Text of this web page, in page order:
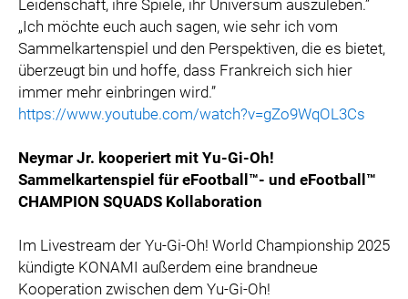
Leidenschaft, ihre Spiele, ihr Universum auszuleben.”
„Ich möchte euch auch sagen, wie sehr ich vom
Sammelkartenspiel und den Perspektiven, die es bietet,
überzeugt bin und hoffe, dass Frankreich sich hier
immer mehr einbringen wird.”
https://www.youtube.com/watch?v=gZo9WqOL3Cs
Neymar Jr. kooperiert mit Yu-Gi-Oh!
Sammelkartenspiel für eFootball™- und eFootball™
CHAMPION SQUADS Kollaboration
Im Livestream der Yu-Gi-Oh! World Championship 2025
kündigte KONAMI außerdem eine brandneue
Kooperation zwischen dem Yu-Gi-Oh!